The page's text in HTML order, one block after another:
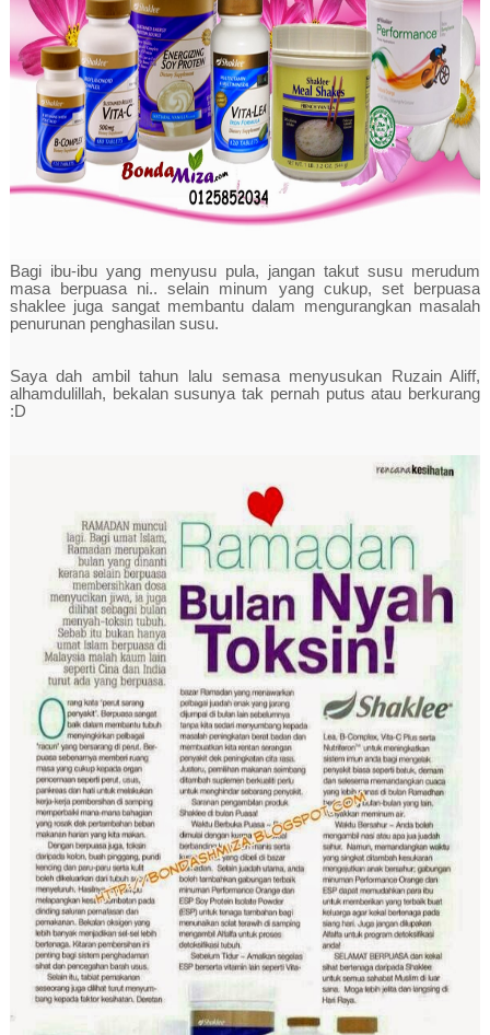
Bagi ibu-ibu yang menyusu pula, jangan takut susu merudum
masa berpuasa ni.. selain minum yang cukup, set berpuasa
shaklee juga sangat membantu dalam mengurangkan masalah
penurunan penghasilan susu.
Saya dah ambil tahun lalu semasa menyusukan Ruzain Aliff,
alhamdulillah, bekalan susunya tak pernah putus atau berkurang
:D